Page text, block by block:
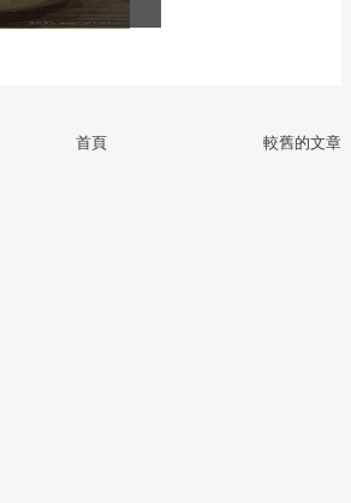
較舊的文章
首頁